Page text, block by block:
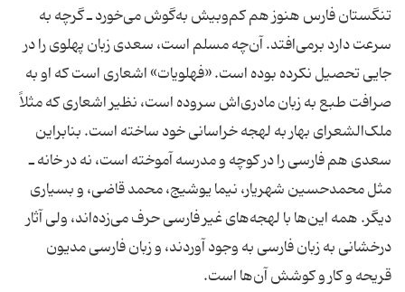
تنگستان فارس هنوز هم کم‌وبیش به‌گوش می‌خورد ـ گرچه به
سرعت دارد برمی‌افتد. آن‌چه مسلم است، سعدی زبان پهلوی را در
جایی تحصیل نکرده بوده است. «فهلویات» اشعاری است که او به
صرافت طبع به زبان مادری‌اش سروده است، نظیر اشعاری که مثلاً
ملک‌الشعرای بهار به لهجه خراسانی خود ساخته است. بنابراین
سعدی هم فارسی را در کوچه و مدرسه آموخته است، نه در خانه ـ
مثل محمدحسین شهریار، نیما یوشیج، محمد قاضی، و بسیاری
دیگر. همه این‌ها با لهجه‌های غیر فارسی حرف می‌زده‌اند، ولی آثار
درخشانی به زبان فارسی به وجود آوردند، و زبان فارسی مدیون